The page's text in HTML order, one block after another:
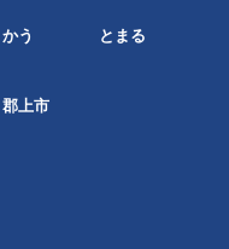
かう とまる
郡上市